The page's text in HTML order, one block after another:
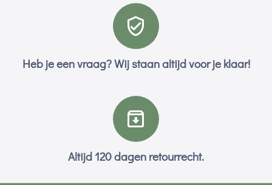
Heb je een vraag? Wij staan altijd voor je klaar!
Altijd 120 dagen retourrecht.